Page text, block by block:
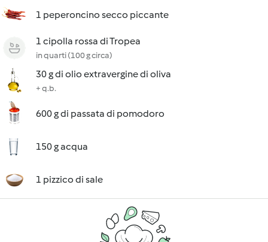
1 peperoncino secco piccante
1 cipolla rossa di Tropea
in quarti (100 g circa)
30 g di olio extravergine di oliva
+ q.b.
600 g di passata di pomodoro
150 g acqua
1 pizzico di sale